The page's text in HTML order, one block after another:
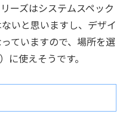
ーズはシステムスペック
いと思いますし、デザイ
ていますので、場所を選
に使えそうです。